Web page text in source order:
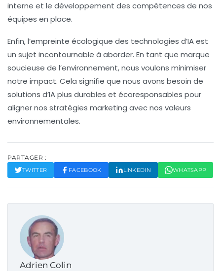
interne et le développement des compétences de nos
équipes en place.
Enfin, l’empreinte écologique des technologies d’IA est
un sujet incontournable à aborder. En tant que marque
soucieuse de l’environnement, nous voulons minimiser
notre impact. Cela signifie que nous avons besoin de
solutions d’IA plus durables et écoresponsables pour
aligner nos stratégies marketing avec nos valeurs
environnementales.
PARTAGER :
TWITTER FACEBOOK LINKEDIN WHATSAPP
Adrien Colin